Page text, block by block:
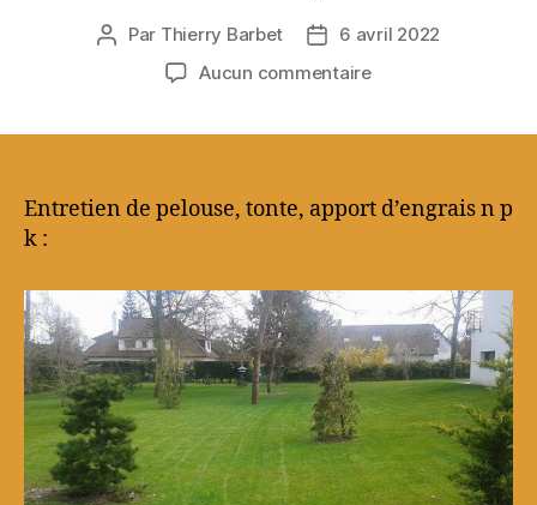
Auteur
Par Thierry Barbet
Date6 avril 2022
Aucun commentairesur
Entretien de pelouse, tonte, apport d’engrais n p
k :